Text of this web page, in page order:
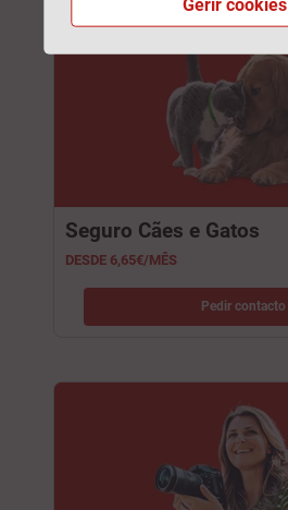
Seguro Cães e Gatos​
DESDE 6,65€/MÊS
Pedir contacto
Gerir cookies